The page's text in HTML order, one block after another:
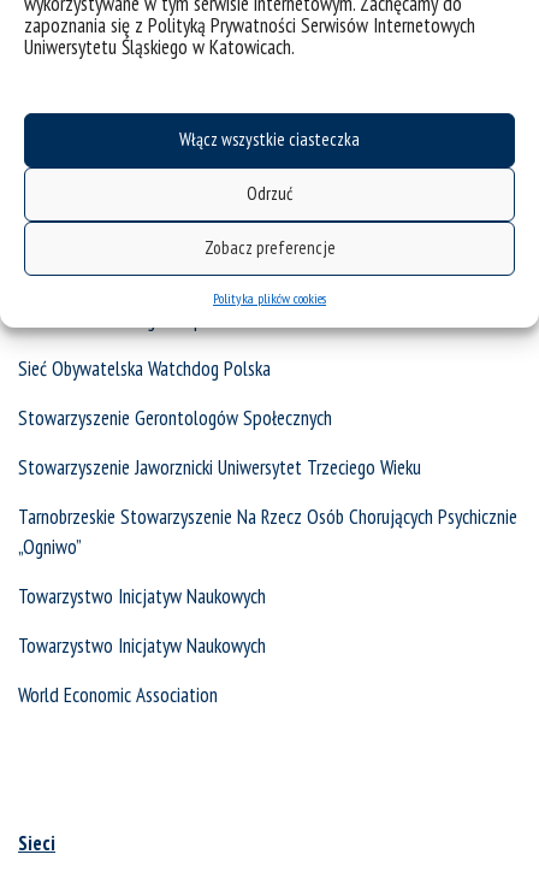
zapoznania się z Polityką Prywatności Serwisów Internetowych
Uniwersytetu Śląskiego w Katowicach.
Włącz wszystkie ciasteczka
Odrzuć
Zobacz preferencje
Polityka plików cookies
Polskie Towarzystwo Bezpieczeństwa Narodowego
Rada Naukowa Instytutu Statystyki Kościoła Katolickiego
Rada Społeczna Episkopatu Polski
Regional Studies Association
Revue Internationale d’Urbanisme
Sieć Obywatelska Watchdog Polska
Stowarzyszenie Gerontologów Społecznych
Stowarzyszenie Jaworznicki Uniwersytet Trzeciego Wieku
Tarnobrzeskie Stowarzyszenie Na Rzecz Osób Chorujących Psychicznie
„Ogniwo”
Towarzystwo Inicjatyw Naukowych
Towarzystwo Inicjatyw Naukowych
World Economic Association
Sieci